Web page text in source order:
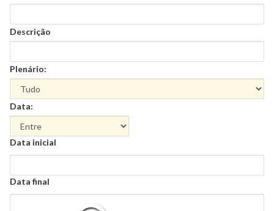
Descrição
Plenário:
Data:
Data
Data inicial
Data
Data final